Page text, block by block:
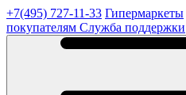
+7(495) 727-11-33 Гипермаркеты
покупателям Служба поддержки